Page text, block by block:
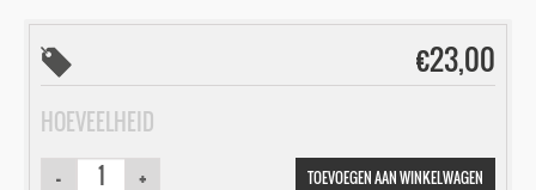
€23,00
HOEVEELHEID
TOEVOEGEN AAN WINKELWAGEN